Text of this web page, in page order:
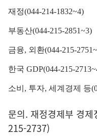
재정(044-214-1832~4)
부동산(044-215-2851~3)
금융, 외환(044-215-
한국 GDP(044-215-
소비, 투자, 세계경제 등
문의. 재정경제부 경
215-2737)